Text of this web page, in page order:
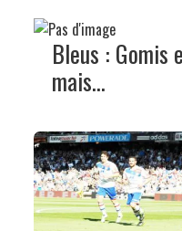
Bleus : Gomis
mais...